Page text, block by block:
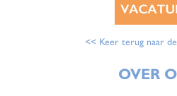
<< Keer terug naar
OVER